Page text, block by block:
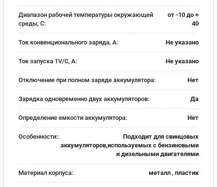
Диапазон рабочей температуры окружающей
среды, С:
от -10 до +
40
Ток конвенционального заряда, А: Не указано
Ток запуска 1V/C, А: Не указано
Отключение при полном заряде аккумулятора: Нет
Зарядка одновременно двух аккумуляторов: Да
Определение емкости аккумулятора: Нет
Особенности::
Подходит для свинцовых
аккумуляторов,используемых с бензиновыми
и дизельными двигателями
Материал корпуса: металл , пластик